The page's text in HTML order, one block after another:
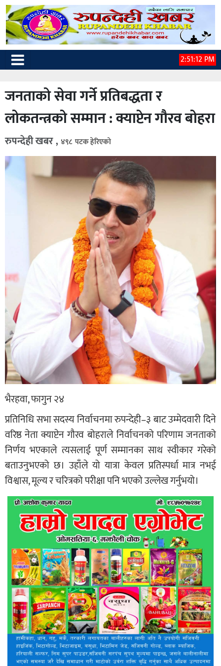
2:51:13 PM
जनताको सेवा गर्ने प्रतिबद्धता र
लोकतन्त्रको सम्मान : क्याप्टेन गौरव बोहरा
रुपन्देही खबर , ४९८ पटक हेरिएको
भैरहवा, फागुन २४
प्रतिनिधि सभा सदस्य निर्वाचनमा रुपन्देही–३ बाट उम्मेदवारी दिने
वरिष्ठ नेता क्याप्टेन गौरव बोहराले निर्वाचनको परिणाम जनताको
निर्णय भएकाले त्यसलाई पूर्ण सम्मानका साथ स्वीकार गरेको
बताउनुभएको छ। उहाँले यो यात्रा केवल प्रतिस्पर्धा मात्र नभई
विश्वास, मूल्य र चरित्रको परीक्षा पनि भएको उल्लेख गर्नुभयो।